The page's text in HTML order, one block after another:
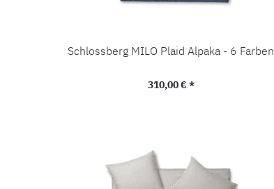
Schlossberg MILO Plaid Alpaka - 6 Farben
Regulärer Preis:
310,00 € *